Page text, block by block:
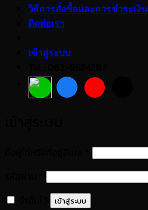
วิธีการสั่งซื้อและการชำระเงิน
ติดต่อเรา
เข้าสู่ระบบ
ต้องการ
ต้องการ
เข้าสู่ระบบ